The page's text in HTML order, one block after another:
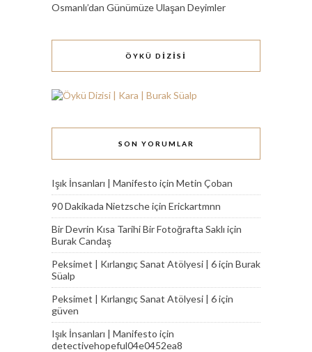
Osmanlı’dan Günümüze Ulaşan Deyimler
ÖYKÜ DİZİSİ
SON YORUMLAR
Işık İnsanları | Manifesto için Metin Çoban
90 Dakikada Nietzscheiçin Erickartmnn
Bir Devrin Kısa Tarihi Bir Fotoğrafta Saklı için
Burak Candaş
Peksimet | Kırlangıç Sanat Atölyesi | 6için Burak
Süalp
Peksimet | Kırlangıç Sanat Atölyesi | 6için
güven
Işık İnsanları | Manifesto için
detectivehopeful04e0452ea8